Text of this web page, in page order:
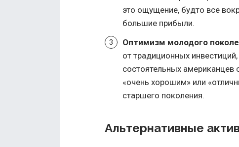
это ощущение, будто все
большие прибыли.
Оптимизм молодого
от традиционных
состоятельных американцев
«очень хорошим» или
старшего поколения.
Альтернативные